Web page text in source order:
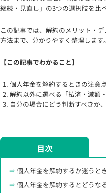
継続・見直し」の3つの選択肢を比
この記事では、解約のメリット・
方法まで、分かりやすく整理します。
【この記事でわかること】
個人年金を解約するときの注意
解約以外に選べる「払済・減額
自分の場合にどう判断すべきか
目次
個人年金を解約するか迷うと
個人年金を解約するとどうな